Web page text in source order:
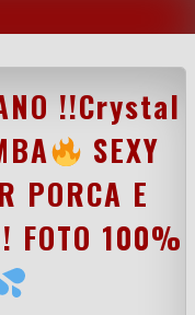
!!Crystal
SEXY
PORCA E
FOTO 100%